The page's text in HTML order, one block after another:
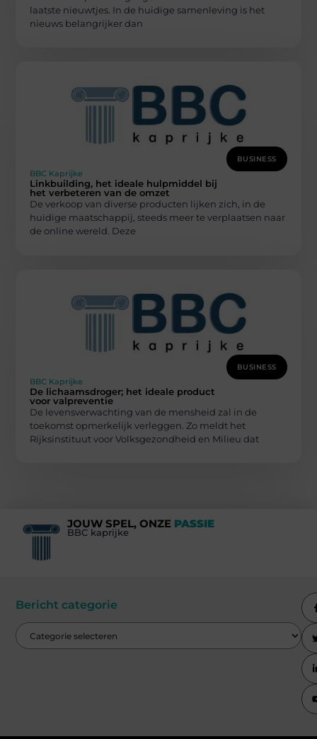
laatste nieuwtjes. In de huidige samenleving is het
nieuws belangrijker dan
BUSINESS
BBC Kaprijke
Linkbuilding, het ideale hulpmiddel bij
het verbeteren van de omzet
De verkoop van diverse producten lijken zich, in de
huidige maatschappij, steeds meer te verplaatsen naar
de online wereld. Deze
BUSINESS
BBC Kaprijke
De lichaamsdroger; het ideale product
voor valpreventie
De levensverwachting van de mensheid zal in de
toekomst opmerkelijk verleggen. Zo meldt het
Rijksinstituut voor Volksgezondheid en Milieu dat
JOUW SPEL, ONZE PASSIE
BBC kaprijke
Bericht categorie